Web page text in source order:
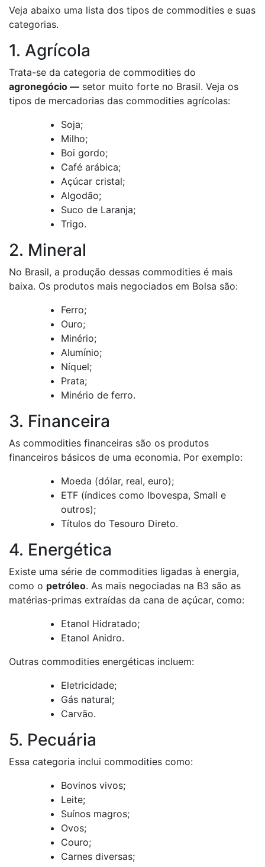
Veja abaixo uma lista dos tipos de commodities e suas
categorias.
1. Agrícola
Trata-se da categoria de commodities do
agronegócio — setor muito forte no Brasil. Veja os
tipos de mercadorias das commodities agrícolas:
Soja;
Milho;
Boi gordo;
Café arábica;
Açúcar cristal;
Algodão;
Suco de Laranja;
Trigo.
2. Mineral
No Brasil, a produção dessas commodities é mais
baixa. Os produtos mais negociados em Bolsa são:
Ferro;
Ouro;
Minério;
Alumínio;
Níquel;
Prata;
Minério de ferro.
3. Financeira
As commodities financeiras são os produtos
financeiros básicos de uma economia. Por exemplo:
Moeda (dólar, real, euro);
ETF (índices como Ibovespa, Small e
outros);
Títulos do Tesouro Direto.
4. Energética
Existe uma série de commodities ligadas à energia,
como o petróleo. As mais negociadas na B3 são as
matérias-primas extraídas da cana de açúcar, como:
Etanol Hidratado;
Etanol Anidro.
Outras commodities energéticas incluem:
Eletricidade;
Gás natural;
Carvão.
5. Pecuária
Essa categoria inclui commodities como:
Bovinos vivos;
Leite;
Suínos magros;
Ovos;
Couro;
Carnes diversas;